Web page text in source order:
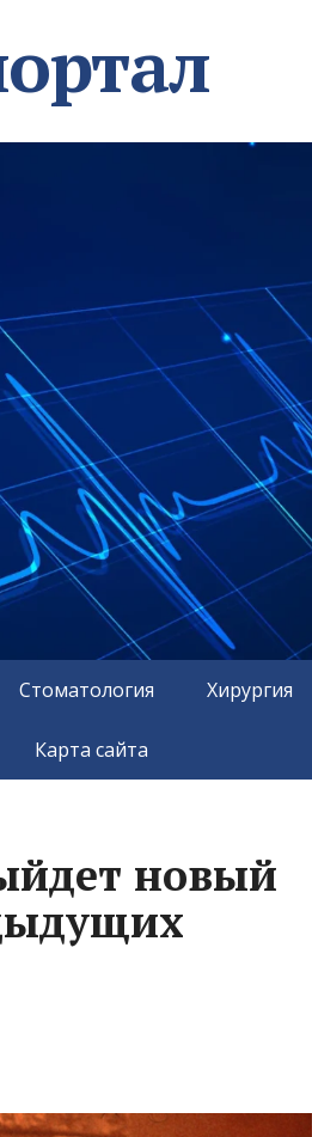
Стоматология Хирургия
Карта сайта
новый